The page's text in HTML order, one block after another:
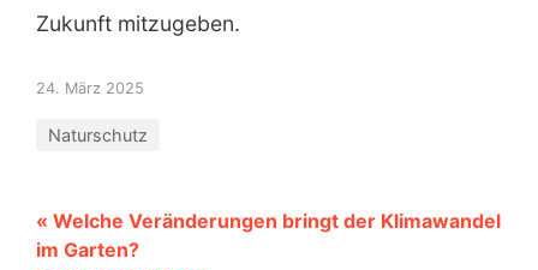
Zukunft mitzugeben.
24. März 2025
Naturschutz
« Welche Veränderungen bringt der Klimawandel
im Garten?